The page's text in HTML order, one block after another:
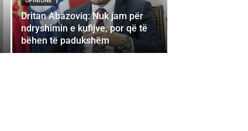
Dritan Abazoviq: Nuk jam për
ndryshimin e kufijve, por që të
bëhen të padukshëm